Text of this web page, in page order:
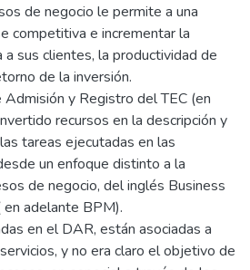
de negocio le permite a una
competitiva e incrementar la
sus clientes, la productividad de
de la inversión.
y Registro del TEC (en
recursos en la descripción y
tareas ejecutadas en las
un enfoque distinto a la
de negocio, del inglés Business
adelante BPM).
en el DAR, están asociadas a
y no era claro el objetivo de